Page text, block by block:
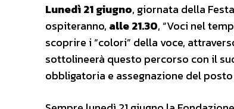
Lunedì 21 giugno, giornata della
ospiteranno, alle 21.30, “Voci nel
scoprire i “colori” della voce,
sottolineerà questo percorso con il
obbligatoria e assegnazione del